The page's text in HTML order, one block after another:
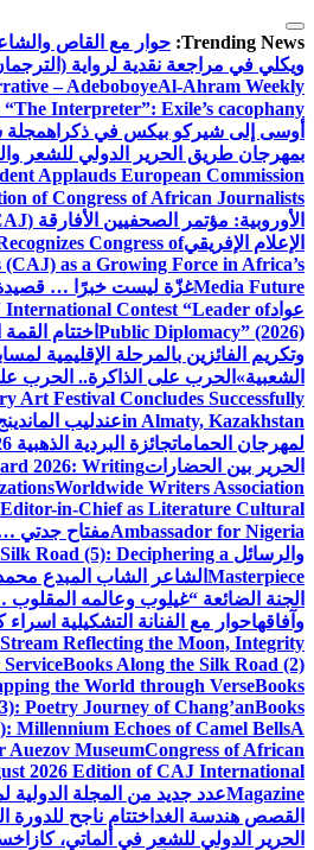
التجاوز
إلى
المحتوى
Trending News: حوار مع القاص
ويكلي في مراجعة نقدية لرواية
– AdeboboyeAl-Ahram Weekly
“The Interpreter”: Exile’s cacophany
أوسى إلى شيركو بيكس في ذكراهمجلة
بمهرجان طريق الحرير الدولي للشعر
Applauds European Commission
of Congress of African Journalists
الإعلام الإفريقيCongress of
as a Growing Force in Africa’s
Media Futureغزّة ليست خبرًا …
عوادContest “Leader of
Public Diplomacy” (2026) اختتام
وتكريم الفائزين بالمرحلة الإقليمية
الشعبية» الحرب على الذاكرة.. الحرب
Art Festival Concludes Successfully
in Almaty, Kazakhstanعندليب
لمهرجان الحمامات
الحرير بين الحضارات2026: Writing
Worldwide Writers Association
in-Chief as Literature Cultural
Ambassador for Nigeriaمفتاح جدتي …
والرسائل Road (5): Deciphering a
Masterpiece الشاعر الشاب المبدع
الجنة الضائعة “غيلوب وعالمه المقلوب
وآفاقهاحوار مع الفنانة التشكيلية
Reflecting the Moon, Integrity
Books Along the Silk Road (2)
the World through VerseBooks
Poetry Journey of Chang’anBooks
Millennium Echoes of Camel BellsA
Auezov MuseumCongress of African
2026 Edition of CAJ International
Magazineعدد جديد من المجلة الدولية
القصص هندسة الغد اختتام ناجح
الحرير الدولي للشعر في ألماتي،